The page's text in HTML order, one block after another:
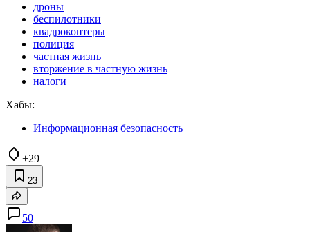
дроны
беспилотники
квадрокоптеры
полиция
частная жизнь
вторжение в частную жизнь
налоги
Хабы:
Информационная безопасность
+29
23
50